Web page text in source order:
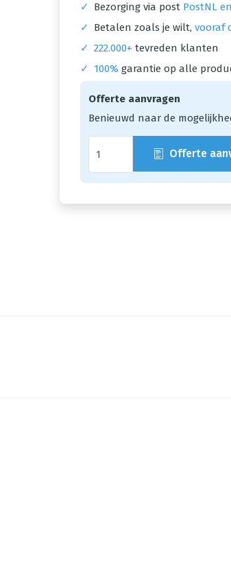
✓ Bezorging via post PostNL
✓
Betalen zoals je wilt, vooraf
✓ 222.000+ tevreden klanten
✓
100% garantie op alle
Offerte aanvragen
Benieuwd naar de
Offerte